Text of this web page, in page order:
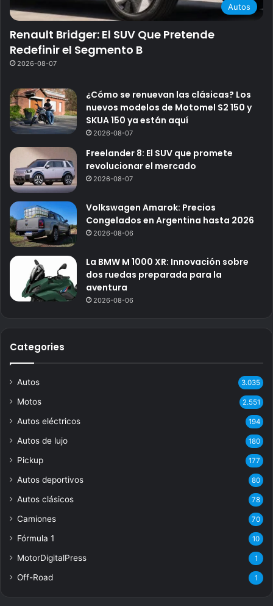
Autos
Renault Bridger: El SUV Que Pretende
Redefinir el Segmento B
2026-08-07
¿Cómo se renuevan las clásicas? Los
nuevos modelos de Motomel S2 150 y
SKUA 150 ya están aquí
2026-08-07
Freelander 8: El SUV que promete
revolucionar el mercado
2026-08-07
Volkswagen Amarok: Precios
Congelados en Argentina hasta 2026
2026-08-06
La BMW M 1000 XR: Innovación sobre
dos ruedas preparada para la
aventura
2026-08-06
Categories
Autos 3.035
Motos 2.551
Autos eléctricos 194
Autos de lujo 180
Pickup 177
Autos deportivos 80
Autos clásicos 78
Camiones 70
Fórmula 1 10
MotorDigitalPress 1
Off-Road 1